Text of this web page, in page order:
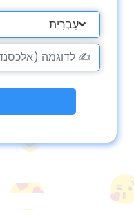
עִבְרִית